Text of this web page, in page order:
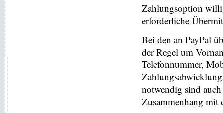
Zahlungsoption
erforderliche
Bei den an PayPal
der Regel um
Telefonnummer,
notwendig sind
Zusammenhang mit